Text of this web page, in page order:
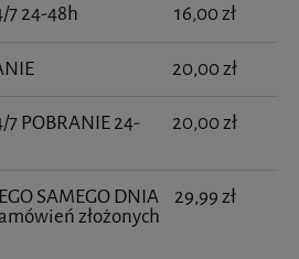
7 24-48h 16,00 zł
20,00 zł
POBRANIE 24- 20,00 zł
SAMEGO DNIA
złożonych
29,99 zł